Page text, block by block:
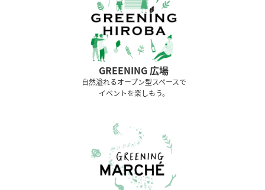
GREENING 広場
⾃然溢れるオープン型スペースで
イベントを楽しもう。